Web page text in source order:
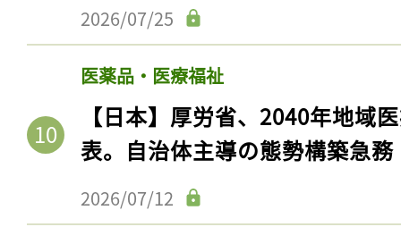
2026/07/25
医薬品・医療福祉
【日本】厚労省、2040年地域
表。自治体主導の態勢構築急務
2026/07/12
記事をお気に入りに